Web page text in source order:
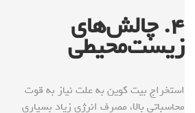
۴. چالش‌های
زیست‌محیطی
استخراج بیت کوین به علت نیاز به قوت
محاسباتی بالا، مصرف انرژی زیاد بسیاری